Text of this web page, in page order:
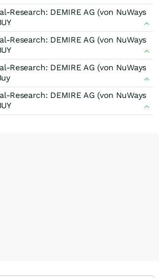
Research: DEMIRE AG (von NuWays
Research: DEMIRE AG (von NuWays
Research: DEMIRE AG (von NuWays
Research: DEMIRE AG (von NuWays